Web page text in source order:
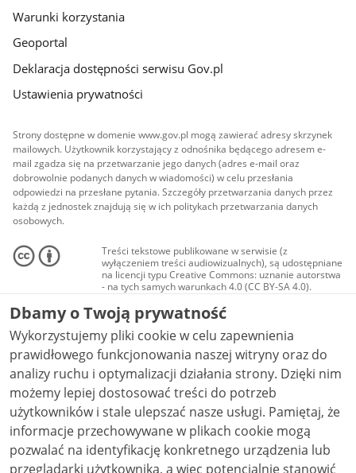
Warunki korzystania
Geoportal
Deklaracja dostępności serwisu Gov.pl
Ustawienia prywatności
Strony dostępne w domenie www.gov.pl mogą zawierać adresy skrzynek
mailowych. Użytkownik korzystający z odnośnika będącego adresem e-
mail zgadza się na przetwarzanie jego danych (adres e-mail oraz
dobrowolnie podanych danych w wiadomości) w celu przesłania
odpowiedzi na przesłane pytania. Szczegóły przetwarzania danych przez
każdą z jednostek znajdują się w ich politykach przetwarzania danych
osobowych.
Treści tekstowe publikowane w serwisie (z
wyłączeniem treści audiowizualnych), są udostępniane
na licencji typu Creative Commons: uznanie autorstwa
- na tych samych warunkach 4.0 (CC BY-SA 4.0).
Materiały audiowizualne, w tym zdjęcia, materiały
audio i wideo, są udostępniane na licencji typu
Creative Commons: uznanie autorstwa użycie
niekomercyjne - bez utworów zależnych 4.0 (CC BY-
NC-ND 4.0), o ile nie jest to stwierdzone inaczej.
Dbamy o Twoją prywatność
Wykorzystujemy pliki cookie w celu zapewnienia
prawidłowego funkcjonowania naszej witryny oraz do
analizy ruchu i optymalizacji działania strony. Dzięki nim
możemy lepiej dostosować treści do potrzeb
użytkowników i stale ulepszać nasze usługi. Pamiętaj, że
informacje przechowywane w plikach cookie mogą
pozwalać na identyfikację konkretnego urządzenia lub
przeglądarki użytkownika, a więc potencjalnie stanowić